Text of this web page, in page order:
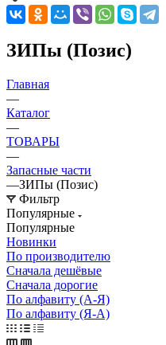
ЗИПы (Позис)
Главная
—
Каталог
—
ТОВАРЫ
—
Запасные части
—ЗИПы (Позис)
Фильтр
Популярные
Популярные
Новинки
По производителю
Сначала дешёвые
Сначала дорогие
По алфавиту (А-Я)
По алфавиту (Я-А)